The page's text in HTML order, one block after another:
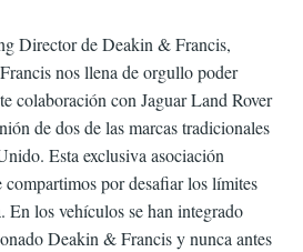
Director de Deakin & Francis,
nos llena de orgullo poder
colaboración con Jaguar Land Rover
de dos de las marcas tradicionales
Esta exclusiva asociación
compartimos por desafiar los límites
En los vehículos se han integrado
Deakin & Francis y nunca antes